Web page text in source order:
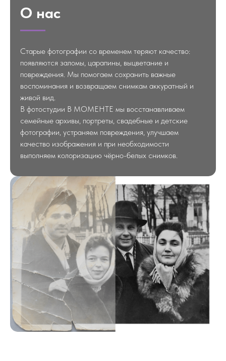
О нас
Старые фотографии со временем теряют качество:
появляются заломы, царапины, выцветание и
повреждения. Мы помогаем сохранить важные
воспоминания и возвращаем снимкам аккуратный и
живой вид.
В фотостудии В МОМЕНТЕ мы восстанавливаем
семейные архивы, портреты, свадебные и детские
фотографии, устраняем повреждения, улучшаем
качество изображения и при необходимости
выполняем колоризацию чёрно-белых снимков.